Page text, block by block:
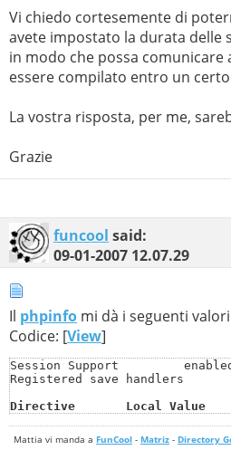
Vi chiedo cortesemente di
avete impostato la durata delle
in modo che possa comunicare
essere compilato entro un
La vostra risposta, per me,
Grazie
funcool said:
09-01-2007 12.07.29
Il phpinfo mi dà i seguenti
Codice: [View]
Session Support 	enabled
Registered save handlers 	files user eaccelerator
session.bug_compat_warn	On	On
Mattia vi manda a FunCool - Matriz - Directory